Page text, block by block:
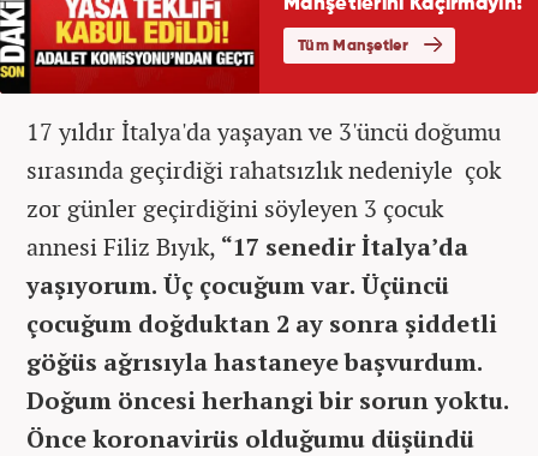
17 yıldır İtalya'da yaşayan ve 3'üncü doğumu
sırasında geçirdiği rahatsızlık nedeniyle çok
zor günler geçirdiğini söyleyen 3 çocuk
annesi Filiz Bıyık, “17 senedir İtalya’da
yaşıyorum. Üç çocuğum var. Üçüncü
çocuğum doğduktan 2 ay sonra şiddetli
göğüs ağrısıyla hastaneye başvurdum.
Doğum öncesi herhangi bir sorun yoktu.
Önce koronavirüs olduğumu düşündü